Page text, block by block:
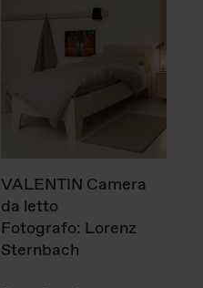
VALENTIN Camera
da letto
Fotografo: Lorenz
Sternbach